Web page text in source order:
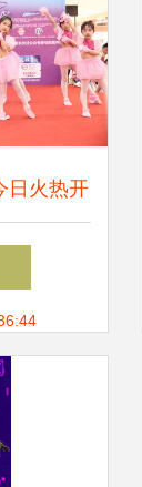
日火热开
金等你家